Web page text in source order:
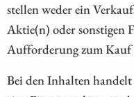
stellen weder ein
Aktie(n) oder sonstigen
Aufforderung zum Kauf
Bei den Inhalten